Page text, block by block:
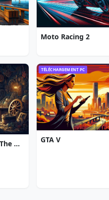
Moto Racing 2
Chronicles of Albian: The Magic Convention
TÉLÉCHARGEMENT PC
GTA V